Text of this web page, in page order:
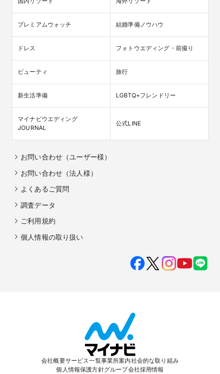
プレミアムウォッチ 結婚準備ノウハウ
ドレス フォトウエディング・前撮り
ビューティ 旅行
新生活準備 LGBTQ+フレンドリー
マイナビウエディング
JOURNAL
公式LINE
お問い合わせ（ユーザー様）
お問い合わせ（法人様）
よくあるご質問
調査データ
ご利用規約
個人情報の取り扱い
会社概要サービス一覧事業所案内社会的な取り組み
個人情報保護方針グループ会社採用情報